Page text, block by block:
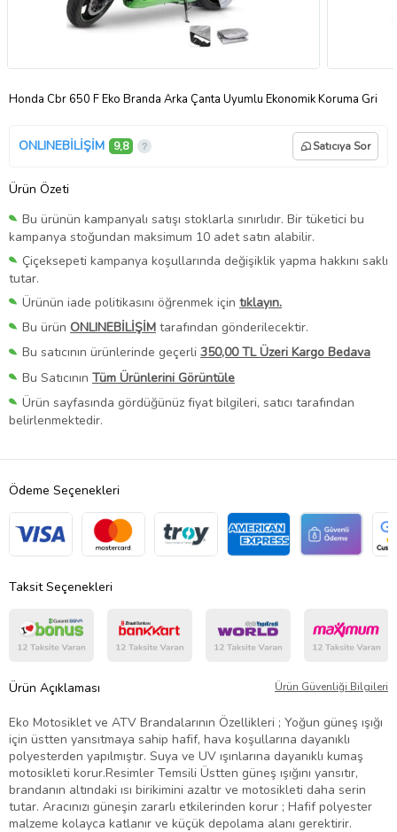
Honda Cbr 650 F Eko Branda Arka Çanta Uyumlu Ekonomik Koruma Gri
ONLINEBİLİŞİM 9,8 Satıcıya Sor
Ürün Özeti
Bu ürünün kampanyalı satışı stoklarla sınırlıdır. Bir tüketici bu
kampanya stoğundan maksimum 10 adet satın alabilir.
Çiçeksepeti kampanya koşullarında değişiklik yapma hakkını saklı
tutar.
Ürünün iade politikasını öğrenmek için tıklayın.
Bu ürün ONLINEBİLİŞİM tarafından gönderilecektir.
Bu satıcının ürünlerinde geçerli 350,00 TL Üzeri Kargo Bedava
Bu Satıcının Tüm Ürünlerini Görüntüle
Ürün sayfasında gördüğünüz fiyat bilgileri, satıcı tarafından
belirlenmektedir.
Ödeme Seçenekleri
Taksit Seçenekleri
Ürün Açıklaması Ürün Güvenliği Bilgileri
Eko Motosiklet ve ATV Brandalarının Özellikleri ; Yoğun güneş ışığı
için üstten yansıtmaya sahip hafif, hava koşullarına dayanıklı
polyesterden yapılmıştır. Suya ve UV ışınlarına dayanıklı kumaş
motosikleti korur.Resimler Temsili Üstten güneş ışığını yansıtır,
brandanın altındaki ısı birikimini azaltır ve motosikleti daha serin
tutar. Aracınızı güneşin zararlı etkilerinden korur ; Hafif polyester
malzeme kolayca katlanır ve küçük depolama alanı gerektirir.